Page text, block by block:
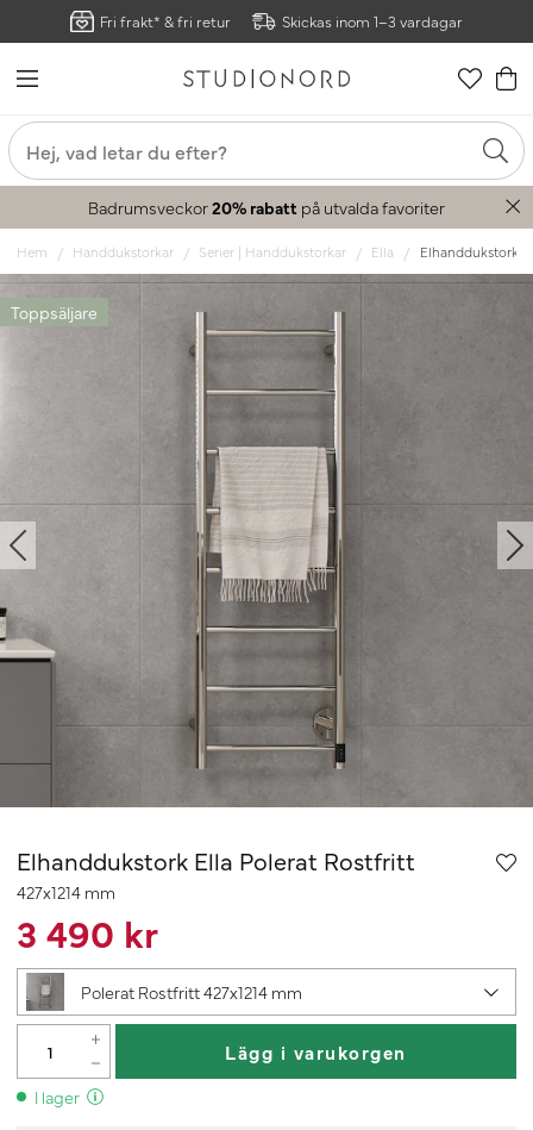
Fri frakt* & fri retur Skickas inom 1–3 vardagar
Badrumsveckor20% rabatt på utvalda favoriter
Hem Handdukstorkar Serier | Handdukstorkar Ella Elhanddukstork
Toppsäljare
Elhanddukstork Ella Polerat Rostfritt
427x1214 mm
3 490 kr
Polerat Rostfritt 427x1214 mm
Lägg i varukorgen
I lager